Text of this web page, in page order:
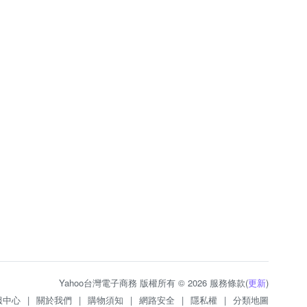
Yahoo台灣電子商務 版權所有 © 2026 服務條款(更新)
中心 | 關於我們 | 購物須知 | 網路安全 | 隱私權 | 分類地圖